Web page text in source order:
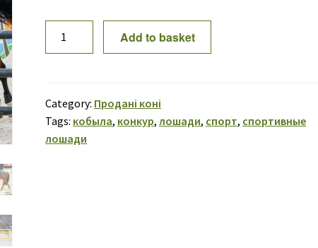
Tiksi
Add to basket
Category: Продані коні
Tags: кобыла, конкур,лошади, спорт, спортивные
лошади